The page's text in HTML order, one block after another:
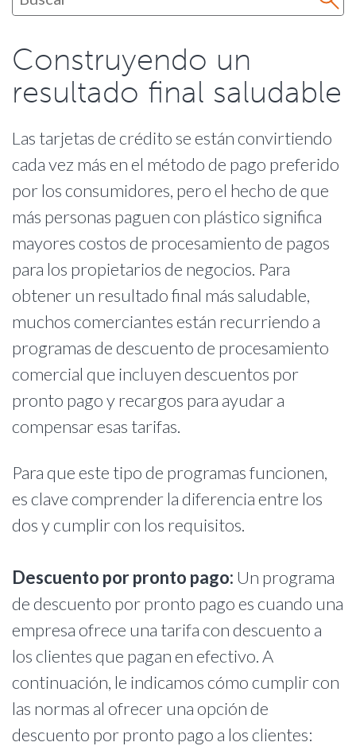
Construyendo un
resultado final saludable
Las tarjetas de crédito se están convirtiendo
cada vez más en el método de pago preferido
por los consumidores, pero el hecho de que
más personas paguen con plástico significa
mayores costos de procesamiento de pagos
para los propietarios de negocios. Para
obtener un resultado final más saludable,
muchos comerciantes están recurriendo a
programas de descuento de procesamiento
comercial que incluyen descuentos por
pronto pago y recargos para ayudar a
compensar esas tarifas.
Para que este tipo de programas funcionen,
es clave comprender la diferencia entre los
dos y cumplir con los requisitos.
Descuento por pronto pago: Un programa
de descuento por pronto pago es cuando una
empresa ofrece una tarifa con descuento a
los clientes que pagan en efectivo. A
continuación, le indicamos cómo cumplir con
las normas al ofrecer una opción de
descuento por pronto pago a los clientes: